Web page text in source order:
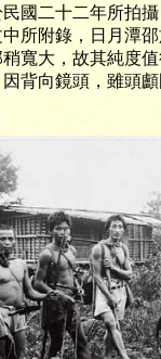
二十二年所拍攝
所附錄，日月潭
寬大，故其純度
背向鏡頭，雖頭